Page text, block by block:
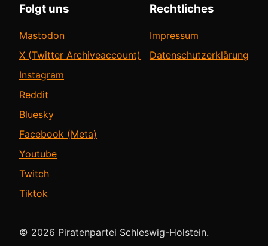
Folgt uns
Mastodon
X (Twitter Archiveaccount)
Instagram
Reddit
Bluesky
Facebook (Meta)
Youtube
Twitch
Tiktok
Rechtliches
Impressum
Datenschutzerklärung
© 2026 Piratenpartei Schleswig-Holstein.